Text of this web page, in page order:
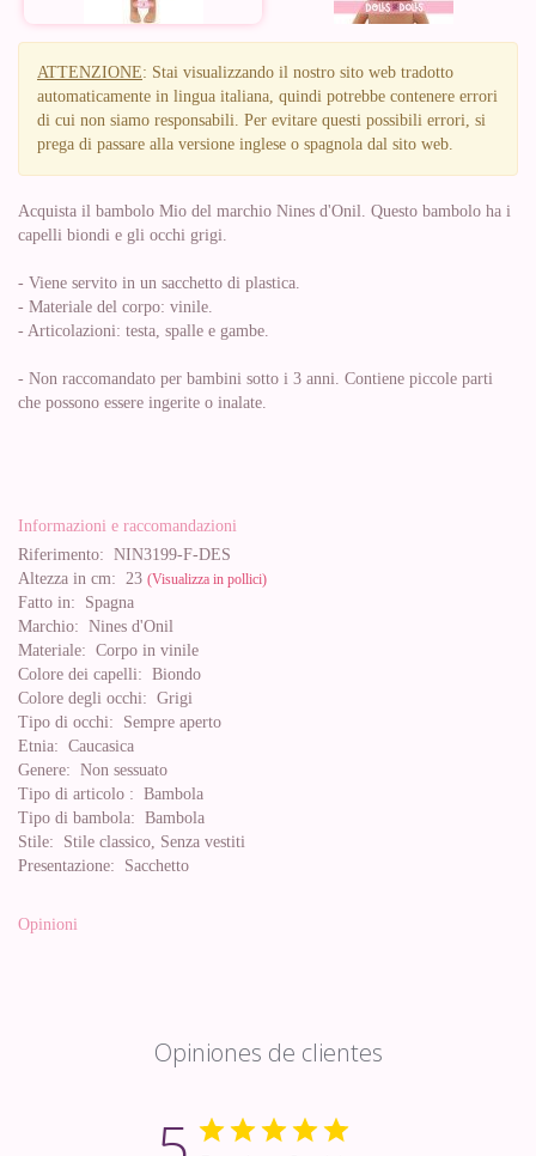
ATTENZIONE: Stai visualizzando il nostro sito web tradotto
automaticamente in lingua italiana, quindi potrebbe contenere errori
di cui non siamo responsabili. Per evitare questi possibili errori, si
prega di passare alla versione inglese o spagnola dal sito web.
Acquista il bambolo Mio del marchio Nines d'Onil. Questo bambolo ha i
capelli biondi e gli occhi grigi.
- Viene servito in un sacchetto di plastica.
- Materiale del corpo: vinile.
- Articolazioni: testa, spalle e gambe.
- Non raccomandato per bambini sotto i 3 anni. Contiene piccole parti
che possono essere ingerite o inalate.
Informazioni e raccomandazioni
Riferimento: NIN3199-F-DES
Altezza in cm: 23 (Visualizza in pollici)
Fatto in: Spagna
Marchio: Nines d'Onil
Materiale: Corpo in vinile
Colore dei capelli: Biondo
Colore degli occhi: Grigi
Tipo di occhi: Sempre aperto
Etnia: Caucasica
Genere: Non sessuato
Tipo di articolo : Bambola
Tipo di bambola: Bambola
Stile: Stile classico, Senza vestiti
Presentazione: Sacchetto
Opinioni
Opiniones de clientes